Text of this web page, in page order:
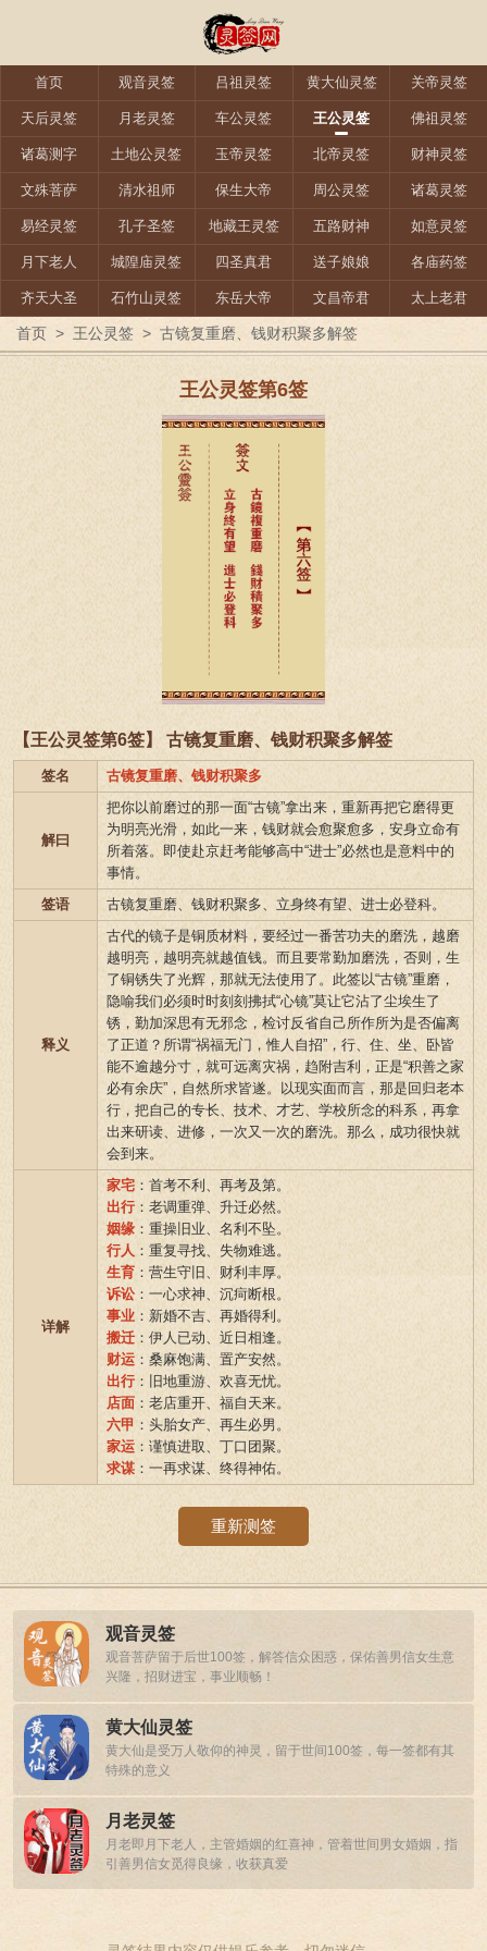
首页 观音灵签 吕祖灵签 黄大仙灵签 关帝灵签
天后灵签 月老灵签 车公灵签 王公灵签 佛祖灵签
诸葛测字 土地公灵签 玉帝灵签 北帝灵签 财神灵签
文殊菩萨 清水祖师 保生大帝 周公灵签 诸葛灵签
易经灵签 孔子圣签 地藏王灵签 五路财神 如意灵签
月下老人 城隍庙灵签 四圣真君 送子娘娘 各庙药签
齐天大圣 石竹山灵签 东岳大帝 文昌帝君 太上老君
首页 > 王公灵签 > 古镜复重磨、钱财积聚多解签
王公灵签第6签
【王公灵签第6签】 古镜复重磨、钱财积聚多解签
签名 古镜复重磨、钱财积聚多
解曰
把你以前磨过的那一面“古镜”拿出来，重新再把它磨得更
为明亮光滑，如此一来，钱财就会愈聚愈多，安身立命有
所着落。即使赴京赶考能够高中“进士”必然也是意料中的
事情。
签语
古镜复重磨、钱财积聚多、立身终有望、进士必登科。
释义
古代的镜子是铜质材料，要经过一番苦功夫的磨洗，越磨
越明亮，越明亮就越值钱。而且要常勤加磨洗，否则，生
了铜锈失了光辉，那就无法使用了。此签以“古镜”重磨，
隐喻我们必须时时刻刻拂拭“心镜”莫让它沾了尘埃生了
锈，勤加深思有无邪念，检讨反省自己所作所为是否偏离
了正道？所谓“祸福无门，惟人自招”，行、住、坐、卧皆
能不逾越分寸，就可远离灾祸，趋附吉利，正是“积善之家
必有余庆”，自然所求皆遂。以现实面而言，那是回归老本
行，把自己的专长、技术、才艺、学校所念的科系，再拿
出来研读、进修，一次又一次的磨洗。那么，成功很快就
会到来。
详解
家宅 ：首考不利、再考及第。
出行 ：老调重弹、升迁必然。
姻缘 ：重操旧业、名利不坠。
行人 ：重复寻找、失物难逃。
生育 ：营生守旧、财利丰厚。
诉讼 ：一心求神、沉疴断根。
事业 ：新婚不吉、再婚得利。
搬迁 ：伊人已动、近日相逢。
财运 ：桑麻饱满、置产安然。
出行 ：旧地重游、欢喜无忧。
店面 ：老店重开、福自天来。
六甲 ：头胎女产、再生必男。
家运 ：谨慎进取、丁口团聚。
求谋 ：一再求谋、终得神佑。
重新测签
观音灵签
观音菩萨留于后世100签，解答信众困惑，保佑善男信女生意
兴隆，招财进宝，事业顺畅！
黄大仙灵签
黄大仙是受万人敬仰的神灵，留于世间100签，每一签都有其
特殊的意义
月老灵签
月老即月下老人，主管婚姻的红喜神，管着世间男女婚姻，指
引善男信女觅得良缘，收获真爱